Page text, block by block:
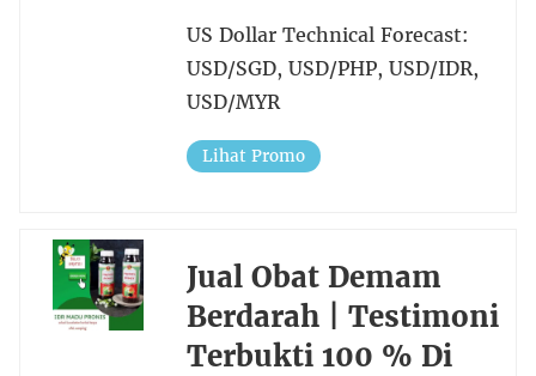
US Dollar Technical Forecast:
USD/SGD, USD/PHP, USD/IDR,
USD/MYR
Lihat Promo
Jual Obat Demam
Berdarah | Testimoni
Terbukti 100 % Di